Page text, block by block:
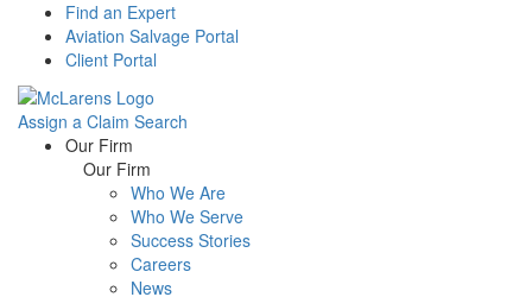
Find an Expert
Aviation Salvage Portal
Client Portal
Assign a Claim Search
Menu Our Firm
Our Firm
Who We Are
Who We Serve
Success Stories
Careers
News